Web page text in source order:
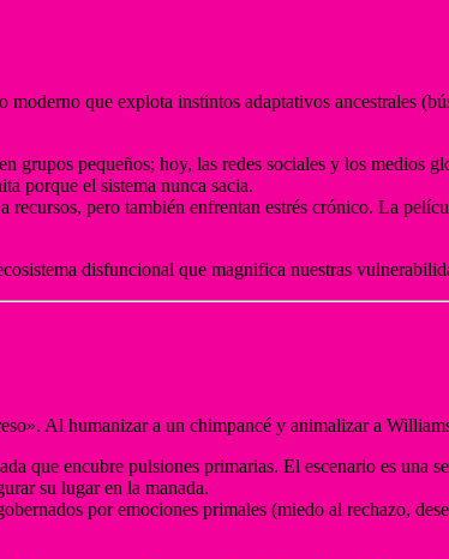
moderno que explota instintos adaptativos ancestrales
grupos pequeños; hoy, las redes sociales y los medios
porque el sistema nunca sacia.
recursos, pero también enfrentan estrés crónico. La
disfuncional que magnifica nuestras
Al humanizar a un chimpancé y animalizar a
que encubre pulsiones primarias. El escenario es una
su lugar en la manada.
por emociones primales (miedo al rechazo,